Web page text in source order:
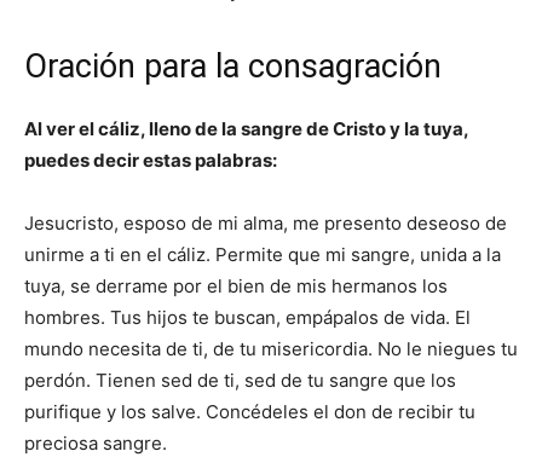
Oración para la consagración
Al ver el cáliz, lleno de la sangre de Cristo y la tuya,
puedes decir estas palabras:
Jesucristo, esposo de mi alma, me presento deseoso de
unirme a ti en el cáliz. Permite que mi sangre, unida a la
tuya, se derrame por el bien de mis hermanos los
hombres. Tus hijos te buscan, empápalos de vida. El
mundo necesita de ti, de tu misericordia. No le niegues tu
perdón. Tienen sed de ti, sed de tu sangre que los
purifique y los salve. Concédeles el don de recibir tu
preciosa sangre.